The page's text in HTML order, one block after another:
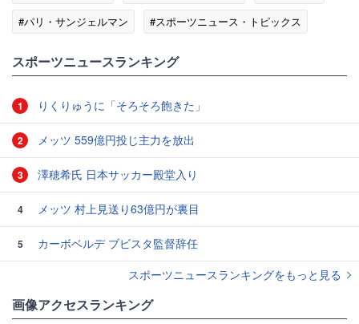
#パリ・サンジェルマン
#スポーツニュース・トピックス
スポーツニュースランキング
1 りくりゅうに「そろそろ飽きた」
2 メッツ 559億円投じ主力を放出
3 澤穂希氏 日本サッカー殿堂入り
4 メッツ 村上見送り63億円が裏目
5
カーボベルデ ブビスタ監督辞任
スポーツニュースランキングをもっと見る
画像アクセスランキング